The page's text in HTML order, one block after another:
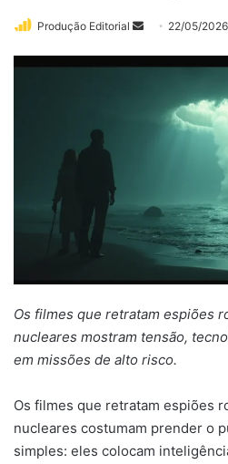
Produção Editorial
Mande
e-
22/05/2026
Os filmes que retratam espiões
nucleares mostram tensão,
em missões de alto risco.
Os filmes que retratam espiões
nucleares costumam prender o
simples: eles colocam